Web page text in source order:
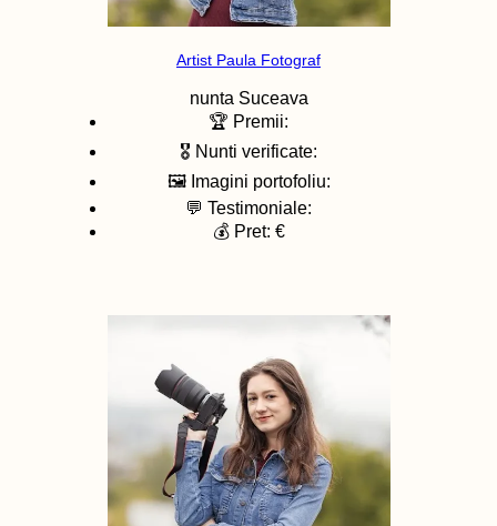
Artist Paula Fotograf
nunta Suceava
🏆 Premii:
🎖️ Nunti verificate:
🖼️ Imagini portofoliu:
💬 Testimoniale:
💰 Pret: €